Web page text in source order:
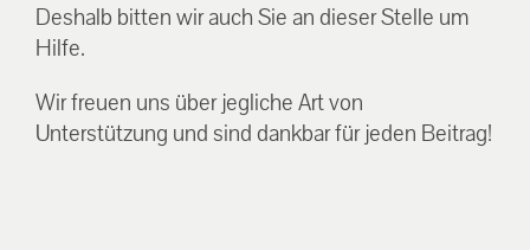
Deshalb bitten wir auch Sie an dieser Stelle um
Hilfe.
Wir freuen uns über jegliche Art von
Unterstützung und sind dankbar für jeden Beitrag!